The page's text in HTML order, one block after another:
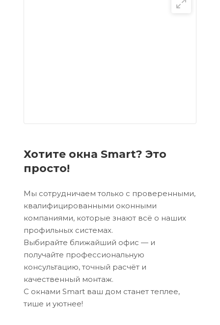
Хотите окна Smart? Это
просто!
Мы сотрудничаем только с проверенными,
квалифицированными оконными
компаниями, которые знают всё о наших
профильных системах.
Выбирайте ближайший офис — и
получайте профессиональную
консультацию, точный расчёт и
качественный монтаж.
С окнами Smart ваш дом станет теплее,
тише и уютнее!